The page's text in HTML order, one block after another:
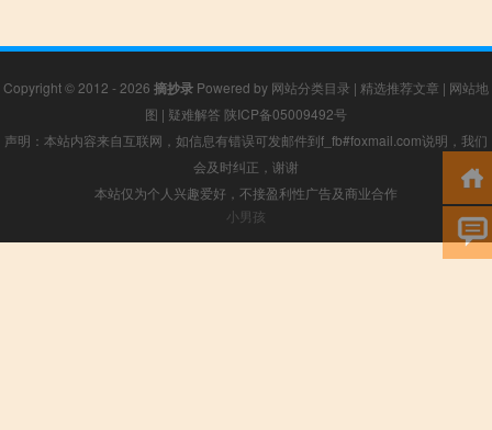
Copyright © 2012 - 2026 摘抄录 Powered by 网站分类目录 | 精选推荐文章 | 网站地
图 | 疑难解答 陕ICP备05009492号
声明：本站内容来自互联网，如信息有错误可发邮件到f_fb#foxmail.com说明，我们
会及时纠正，谢谢
本站仅为个人兴趣爱好，不接盈利性广告及商业合作
小男孩